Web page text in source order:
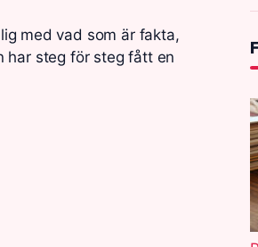
med vad som är fakta,
har steg för steg fått en